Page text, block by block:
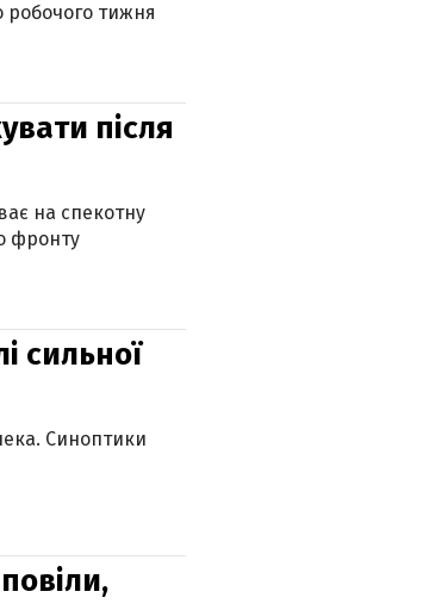
тижня
після
на спекотну
фронту
сильної
Синоптики